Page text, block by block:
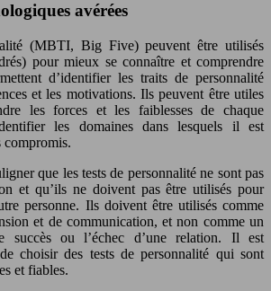
avérées
(MBTI, Big Five) peuvent être utilisés
pour mieux se connaître et comprendre
d’identifier les traits de personnalité
et les motivations. Ils peuvent être utiles
les forces et les faiblesses de chaque
les domaines dans lesquels il est
compromis.
que les tests de personnalité ne sont pas
et qu’ils ne doivent pas être utilisés pour
personne. Ils doivent être utilisés comme
et de communication, et non comme un
succès ou l’échec d’une relation. Il est
choisir des tests de personnalité qui sont
et fiables.